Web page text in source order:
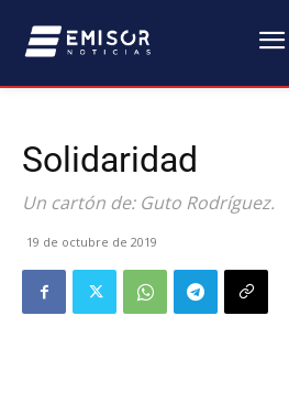
Solidaridad
Un cartón de: Guto Rodríguez.
19 de octubre de 2019